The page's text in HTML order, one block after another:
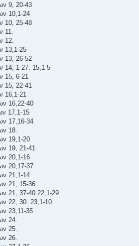
9, 20-43
10,1-24
10, 25-48
11.
12.
13,1-25
13, 26-52
14, 1-27. 15,1-5
15, 6-21
15, 22-41
16,1-21
16,22-40
17,1-15
17,16-34
18.
19,1-20
19, 21-41
20,1-16
20,17-37
21,1-14
21, 15-36
21, 37-40.22,1-29
22, 30. 23,1-10
23,11-35
24.
25.
26.